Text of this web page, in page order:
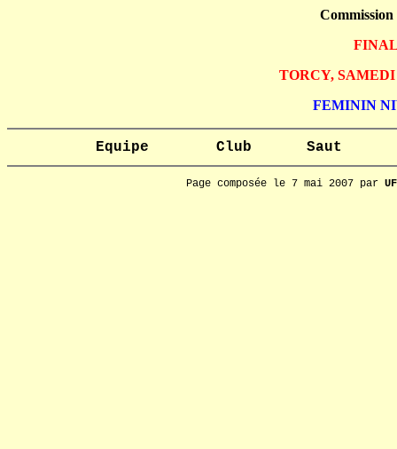
TORCY,
FEMININ
Equipe Club Saut
Page composée le 7 mai 2007 par